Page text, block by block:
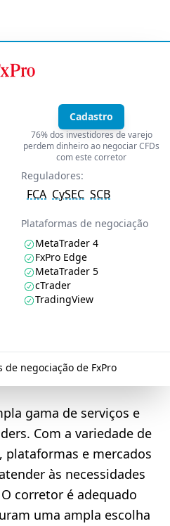
Cadastro
76% dos investidores de varejo
perdem dinheiro ao negociar CFDs
com este corretor
Reguladores:
FCA CySEC SCB
Plataformas de negociação
MetaTrader 4
FxPro Edge
MetaTrader 5
cTrader
TradingView
negociação de FxPro
gama de serviços e
Com a variedade de
plataformas e mercados
às necessidades
corretor é adequado
uma ampla escolha